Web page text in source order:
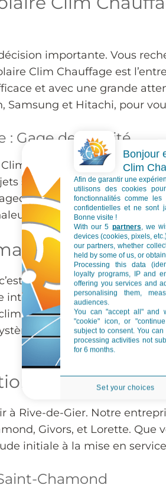
importante. Vous
Clim Chauffage est
et avec une grande
Samsung et Hitachi, pour
: Gage de Qualité
Chauffage pour
sont gérés en interne
à respecter les délais
air-air, ou un système
faire un choix intelligent
en été, mais aussi
réversible vous
le plus adapté à
à Rive-de-
à Rive-de-Gier. Notre
Givors, et Lorette.
initiale à la mise en
Chamond
Bonjour
Clim
Afin de garantir une
utilisons des cookies
fonctionnalités comme
confidentielles et ne sont
Bonne visite !
With our 5 partners , we
devices (cookies, pixels,
our partners, whether
held by some of us, or
Processing this data
loyalty programs, IP and
offering you services and
personalising them,
audiences.
You can "accept all" and
"cookie" icon, or
subject to consent. You
processing activities not
for 6 months.
Set your choices